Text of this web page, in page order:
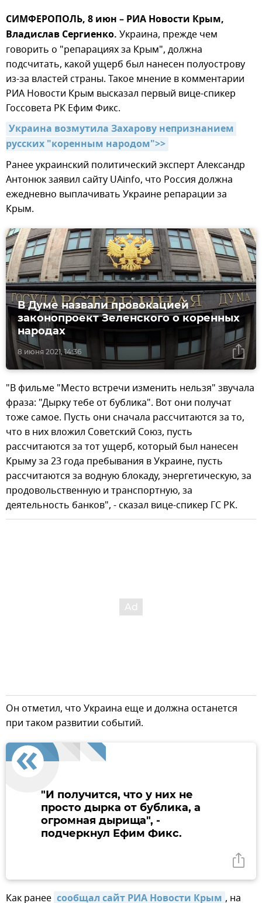
СИМФЕРОПОЛЬ, 8 июн – РИА Новости Крым,
Владислав Сергиенко. Украина, прежде чем
говорить о "репарациях за Крым", должна
подсчитать, какой ущерб был нанесен полуострову
из-за властей страны. Такое мнение в комментарии
РИА Новости Крым высказал первый вице-спикер
Госсовета РК Ефим Фикс.
Украина возмутила Захарову непризнанием
русских "коренным народом">>
Ранее украинский политический эксперт Александр
Антонюк заявил сайту UAinfo, что Россия должна
ежедневно выплачивать Украине репарации за
Крым.
8 июня 2021, 14:36
В Думе назвали провокацией
законопроект Зеленского о коренных
народах
"В фильме "Место встречи изменить нельзя" звучала
фраза: "Дырку тебе от бублика". Вот они получат
тоже самое. Пусть они сначала рассчитаются за то,
что в них вложил Советский Союз, пусть
рассчитаются за тот ущерб, который был нанесен
Крыму за 23 года пребывания в Украине, пусть
рассчитаются за водную блокаду, энергетическую, за
продовольственную и транспортную, за
деятельность банков", - сказал вице-спикер ГС РК.
Он отметил, что Украина еще и должна останется
при таком развитии событий.
"И получится, что у них не
просто дырка от бублика, а
огромная дырища", -
подчеркнул Ефим Фикс.
Как ранее сообщал сайт РИА Новости Крым , на